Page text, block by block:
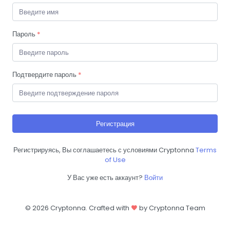
Пароль *
Подтвердите пароль *
Регистрация
Регистрируясь, Вы соглашаетесь с условиями Cryptonna Terms
of Use
У Вас уже есть аккаунт? Войти
© 2026 Cryptonna. Crafted with by Cryptonna Team